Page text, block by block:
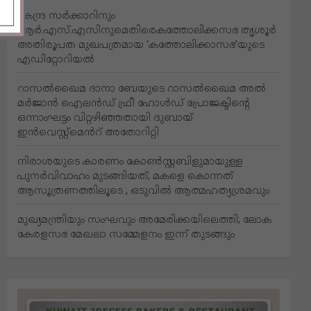
കേന്ദ്ര സർക്കാറിനും
ആർ.എസ്.എസിനുമെതിരെകത്തോലിക്കസഭ തൃശൂർ
അതിരൂപത മുഖപത്രമായ ‘കത്തോലിക്കാസഭ’യുടെ
എഡിറ്റോറിയൽ
റാസൽഖൈമ ദാനാ ബേയുടെ റാസൽഖൈമ അൽ
മർജാൻ ഐലൻഡ് ഫ്രീ ഹോൾഡ് പ്രോജക്ടിന്റെ
ഒന്നാംഘട്ടം വിറ്റഴിഞ്ഞതായി ദുബായ്
ഇൻവെസ്റ്റ്‌മെൻറ് അതോറിറ്റി
നിരാശയുടെ കാരണം കോണ്‍സ്റ്റബിളുമായുള്ള
പുനര്‍വിവാഹം മുടങ്ങിയത്; മകളെ കൊന്നത്
ആസൂത്രണത്തിലൂടെ , ഒടുവിൽ ആത്മഹത്യശ്രമവും
മുഖ്യമന്ത്രിയും സംഘവും അമേരിക്കയിലെത്തി; ലോക
കേരളസഭ മേഖലാ സമ്മേളനം ഇന്ന് തുടങ്ങും